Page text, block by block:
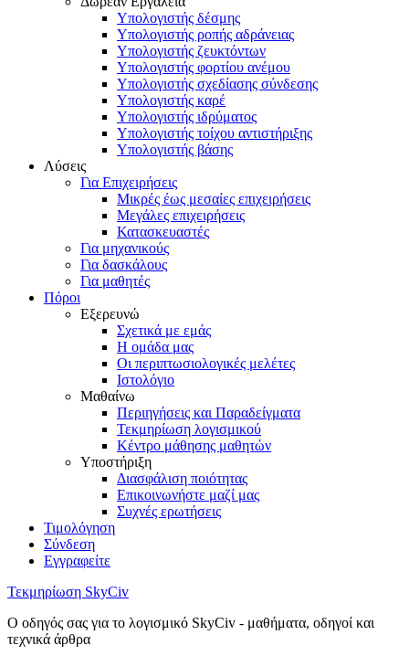
Υπολογιστής δέσμης
Υπολογιστής ροπής αδράνειας
Υπολογιστής ζευκτόντων
Υπολογιστής φορτίου ανέμου
Υπολογιστής σχεδίασης σύνδεσης
Υπολογιστής καρέ
Υπολογιστής ιδρύματος
Υπολογιστής τοίχου αντιστήριξης
Υπολογιστής βάσης
Λύσεις
Για Επιχειρήσεις
Μικρές έως μεσαίες επιχειρήσεις
Μεγάλες επιχειρήσεις
Κατασκευαστές
Για μηχανικούς
Για δασκάλους
Για μαθητές
Πόροι
Εξερευνώ
Σχετικά με εμάς
Η ομάδα μας
Οι περιπτωσιολογικές μελέτες
Ιστολόγιο
Μαθαίνω
Περιηγήσεις και Παραδείγματα
Τεκμηρίωση λογισμικού
Κέντρο μάθησης μαθητών
Υποστήριξη
Διασφάλιση ποιότητας
Επικοινωνήστε μαζί μας
Συχνές ερωτήσεις
Τιμολόγηση
Σύνδεση
Εγγραφείτε
Τεκμηρίωση SkyCiv
Ο οδηγός σας για το λογισμικό SkyCiv - μαθήματα, οδηγοί και
τεχνικά άρθρα